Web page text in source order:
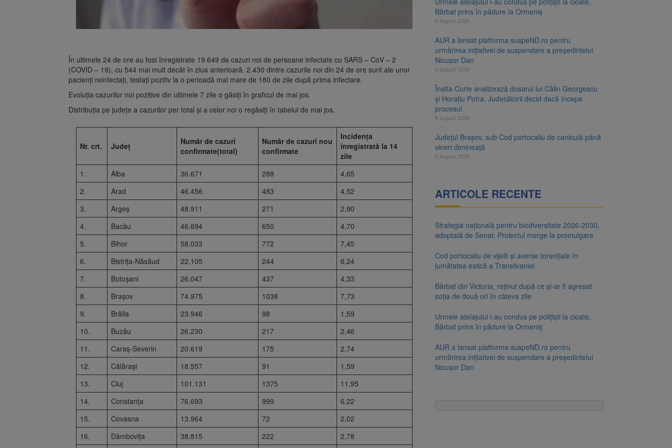
În ultimele 24 de ore au fost înregistrate 19.649 de cazuri noi de persoane infectate cu SARS – CoV – 2
(COVID – 19), cu 544 mai mult decât în ziua anterioară. 2.430 dintre cazurile noi din 24 de ore sunt ale unor
pacienți reinfectați, testați pozitiv la o perioadă mai mare de 180 de zile după prima infectare.
Evoluția cazurilor noi pozitive din ultimele 7 zile o găsiți în graficul de mai jos.
Distribuția pe județe a cazurilor per total și a celor noi o regăsiți în tabelul de mai jos.
Nr. crt. Județ
Număr de cazuri
confirmate(total)
Număr de cazuri nou
confirmate
Incidența
înregistrată la 14
zile
1.
Alba 36.671 288
4,65
2.
Arad 46.456 483
4,52
3.
Argeș 48.911 271
2,90
4.
Bacău 46.694 650
4,70
5.
Bihor 58.033 772
7,45
6.
Bistrița-Năsăud 22.105 244
6,24
7.
Botoșani 26.047 437
4,33
8.
Brașov 74.975 1038
7,73
9.
Brăila 23.946 98
1,59
10.
Buzău 26.230 217
2,46
11.
Caraș-Severin 20.619 175
2,74
12.
Călărași 18.557 91
1,59
13.
Cluj 101.131 1375
11,95
14.
Constanța 76.693 999
6,22
15.
Covasna 13.964 72
2,02
16.
Dâmbovița 38.815 222
2,78
Bărbat prins în pădure la Ormeniș
6 august 2026
AUR a lansat platforma suspeND.ro pentru
urmărirea inițiativei de suspendare a președintelui
Nicușor Dan
6 august 2026
Înalta Curte analizează dosarul lui Călin Georgescu
și Horațiu Potra. Judecătorii decid dacă începe
procesul
6 august 2026
Județul Brașov, sub Cod portocaliu de caniculă până
vineri dimineață
6 august 2026
ARTICOLE RECENTE
Strategia națională pentru biodiversitate 2026-2030,
adoptată de Senat. Proiectul merge la promulgare
Cod portocaliu de vijelii și averse torențiale în
jumătatea estică a Transilvaniei
Bărbat din Victoria, reținut după ce și-ar fi agresat
soția de două ori în câteva zile
Urmele atelajului i-au condus pe polițiști la cioate.
Bărbat prins în pădure la Ormeniș
AUR a lansat platforma suspeND.ro pentru
urmărirea inițiativei de suspendare a președintelui
Nicușor Dan